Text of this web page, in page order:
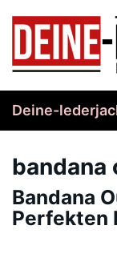
content
Deine-
bandana
Bandana
Perfekten